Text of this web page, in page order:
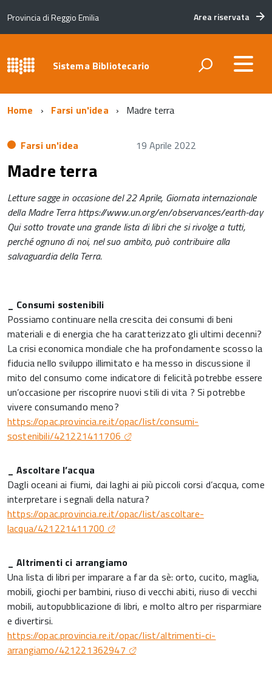
Provincia di Reggio Emilia Area riservata
Sistema Bibliotecario
Home Farsi un'idea Madre terra
Farsi un'idea 19 Aprile 2022
Madre terra
Letture sagge in occasione del 22 Aprile, Giornata internazionale
della Madre Terra https://www.un.org/en/observances/earth-day
Qui sotto trovate una grande lista di libri che si rivolge a tutti,
perché ognuno di noi, nel suo ambito, può contribuire alla
salvaguardia della Terra.
_ Consumi sostenibili
Possiamo continuare nella crescita dei consumi di beni
materiali e di energia che ha caratterizzato gli ultimi decenni?
La crisi economica mondiale che ha profondamente scosso la
fiducia nello sviluppo illimitato e ha messo in discussione il
mito del consumo come indicatore di felicità potrebbe essere
un’occasione per riscoprire nuovi stili di vita ? Si potrebbe
vivere consumando meno?
https://opac.provincia.re.it/opac/list/consumi-
sostenibili/421221411706
_ Ascoltare l’acqua
Dagli oceani ai fiumi, dai laghi ai più piccoli corsi d’acqua, come
interpretare i segnali della natura?
https://opac.provincia.re.it/opac/list/ascoltare-
lacqua/421221411700
_ Altrimenti ci arrangiamo
Una lista di libri per imparare a far da sè: orto, cucito, maglia,
mobili, giochi per bambini, riuso di vecchi abiti, riuso di vecchi
mobili, autopubblicazione di libri, e molto altro per risparmiare
e divertirsi.
https://opac.provincia.re.it/opac/list/altrimenti-ci-
arrangiamo/421221362947